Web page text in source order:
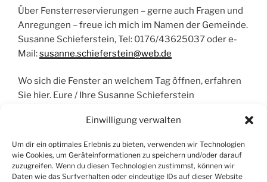
Einwilligung verwalten
Um dir ein optimales Erlebnis zu bieten, verwenden wir Technologien
wie Cookies, um Geräteinformationen zu speichern und/oder darauf
zuzugreifen. Wenn du diesen Technologien zustimmst, können wir
Daten wie das Surfverhalten oder eindeutige IDs auf dieser Website
Über Fensterreservierungen – gerne auch Fragen und
Anregungen – freue ich mich im Namen der Gemeinde.
Susanne Schieferstein, Tel: 0176/43625037 oder e-
Mail:susanne.schieferstein@web.de
Wo sich die Fenster an welchem Tag öffnen, erfahren
Sie hier. Eure / Ihre Susanne Schieferstein
SUCHEN